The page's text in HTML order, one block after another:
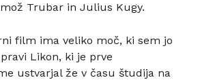
Trubar in Julius Kugy.
film ima veliko moč, ki sem jo
Likon, ki je prve
ustvarjal že v času študija na